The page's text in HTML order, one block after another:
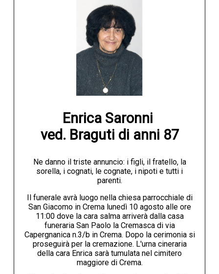
Enrica Saronni
ved. Braguti di anni 87
Ne danno il triste annuncio: i figli, il fratello, la
sorella, i cognati, le cognate, i nipoti e tutti i
parenti.
Il funerale avrà luogo nella chiesa parrocchiale di
San Giacomo in Crema lunedì 10 agosto alle ore
11:00 dove la cara salma arriverà dalla casa
funeraria San Paolo la Cremasca di via
Capergnanica n.3/b in Crema. Dopo la cerimonia si
proseguirà per la cremazione. L'urna cineraria
della cara Enrica sarà tumulata nel cimitero
maggiore di Crema.